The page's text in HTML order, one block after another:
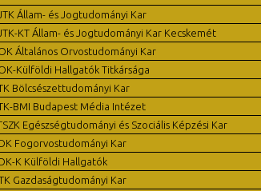
Állam- és Jogtudományi Kar
KT Állam- és Jogtudományi Kar Kecskemét
Általános Orvostudományi Kar
Külföldi Hallgatók Titkársága
Bölcsészettudományi Kar
BMI Budapest Média Intézet
Egészségtudományi és Szociális Képzési Kar
Fogorvostudományi Kar
K Külföldi Hallgatók
Gazdaságtudományi Kar